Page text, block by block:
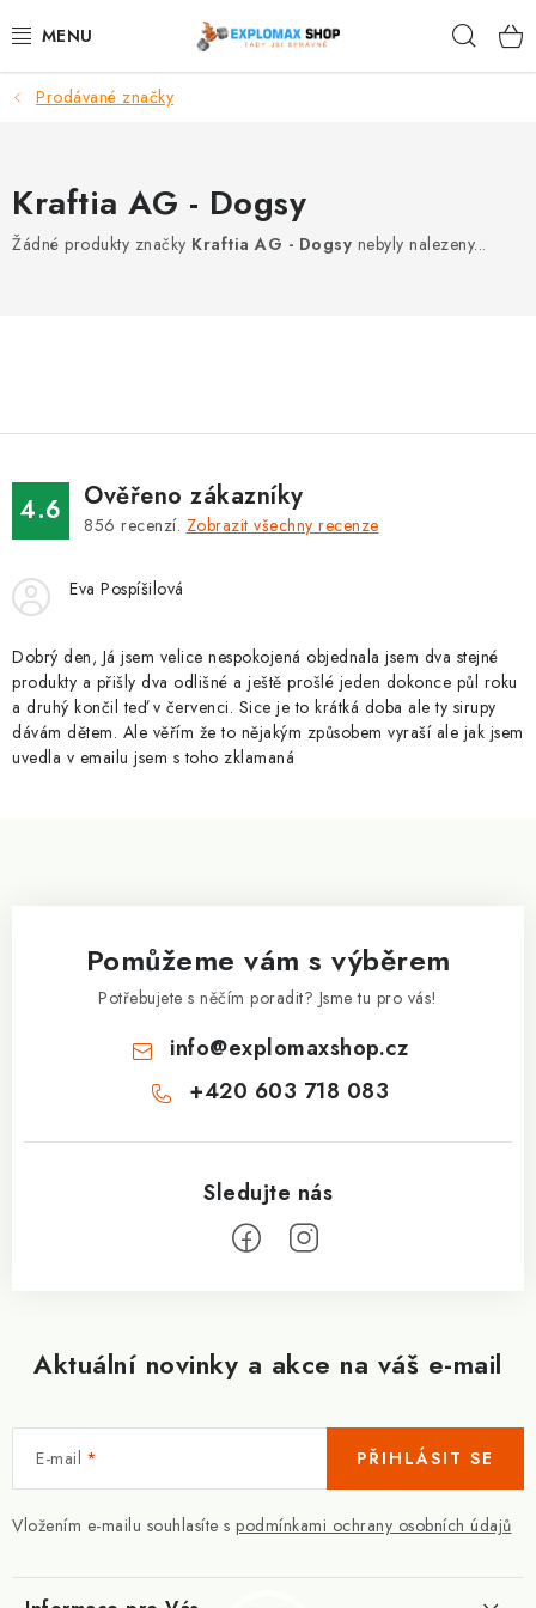
na
%AKCE
ZNAČKY
Kontakty Slovník pojmů
Podmínky ochrany osobních údajů
Doprava a platba
Slevový systém
Vše o nákupu
Prodávané značky
Kraftia AG - Dogsy
Žádné produkty značky Kraftia AG - Dogsy nebyly nalezeny...
4.6 Ověřeno zákazníky
856 recenzí. Zobrazit všechny recenze
Eva Pospíšilová
Dobrý den, Já jsem velice nespokojená objednala jsem dva stejné
produkty a přišly dva odlišné a ještě prošlé jeden dokonce půl roku
a druhý končil teď v červenci. Sice je to krátká doba ale ty sirupy
dávám dětem. Ale věřím že to nějakým způsobem vyraší ale jak jsem
uvedla v emailu jsem s toho zklamaná
Aktuální novinky a akce na váš e-mail
E-mail
Vložením e-mailu souhlasíte s podmínkami ochrany osobních údajů
PŘIHLÁSIT SE
Pomůžeme vám s výběrem
Potřebujete s něčím poradit? Jsme tu pro vás!
info@explomaxshop.cz
+420 603 718 083